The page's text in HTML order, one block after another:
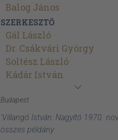
Balog János
SZERKESZTŐ
Gál László
Dr. Csákvári György
Soltész László
Kádár István
Budapest
'Villangó István: Nagyító 1970.
összes példány